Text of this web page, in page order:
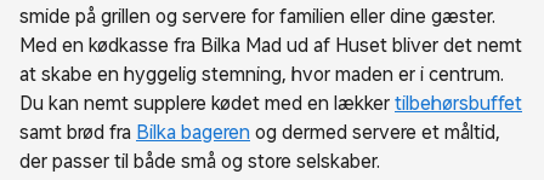
smide på grillen og servere for familien eller dine gæster.
Med en kødkasse fra Bilka Mad ud af Huset bliver det nemt
at skabe en hyggelig stemning, hvor maden er i centrum.
Du kan nemt supplere kødet med en lækker tilbehørsbuffet
samt brød fra Bilka bageren og dermed servere et måltid,
der passer til både små og store selskaber.